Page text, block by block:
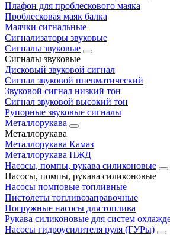
Плафон для проблескового маяка
Проблесковая маяк балка
Маячки сигнальные
Сигнализаторы звуковые
Сигналы звуковые
Сигналы звуковые
Дисковый звуковой сигнал
Сигнал звуковой пневматический
Звуковой сигнал низкий тон
Сигнал звуковой высокий тон
Рупорные звуковые сигналы
Металлорукава
Металлорукава
Металлорукава Камаз
Металлорукава ПЖД
Насосы, помпы, рукава силиконовые
Насосы, помпы, рукава силиконовые
Насосы помповые топливные
Пистолеты топливозаправочные
Погружные насосы для топлива
Рукава силиконовые для систем
Насосы гидроусилителя руля (ГУРы)